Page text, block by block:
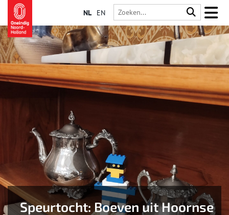
NL EN
Speurtocht: Boeven uit Hoornse